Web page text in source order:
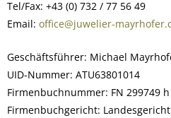
Tel/Fax: +43 (0) 732 / 77 56 49
Email: office@juwelier-
Geschäftsführer: Michael
UID-Nummer: ATU63801014
Firmenbuchnummer: FN 299749 h
Firmenbuchgericht: